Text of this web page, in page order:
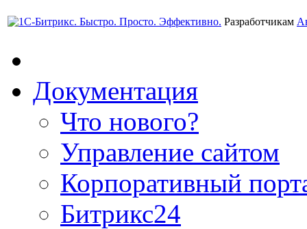
Разработчикам
Документация
Что нового?
Управление сайтом
Корпоративный
Битрикс24